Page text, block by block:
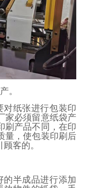
。
对纸张进行包装印
家必须留意纸袋产
刷产品不同，在印
量，使包装印刷后
客的。
半成品进行添加